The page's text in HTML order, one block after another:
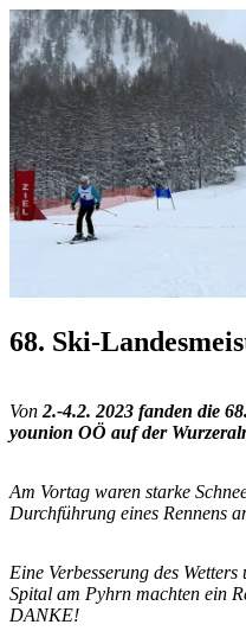
68. Ski-
Von 2.-4.2. 2023 fanden die
younion OÖ auf der
Am Vortag waren starke
Durchführung eines Rennens
Eine Verbesserung des
Spital am Pyhrn machten ein
DANKE!